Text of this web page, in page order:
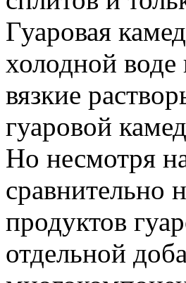
Гуаровая
холодной
вязкие
гуаровой
Ho несмотря
сравнительно
продуктов
отдельной